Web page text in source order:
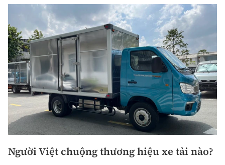
Người Việt chuộng thương hiệu xe tải nào?